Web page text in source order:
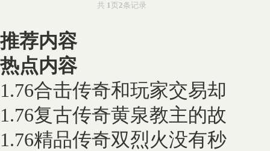
共 1页2条记录
推荐内容
热点内容
1.76合击传奇和玩家交易却
1.76复古传奇黄泉教主的故
1.76精品传奇双烈火没有秒